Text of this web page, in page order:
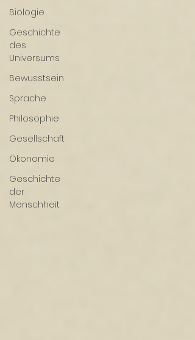
Biologie
Geschichte
des
Universums
Bewusstsein
Sprache
Philosophie
Gesellschaft
Ökonomie
Geschichte
der
Menschheit